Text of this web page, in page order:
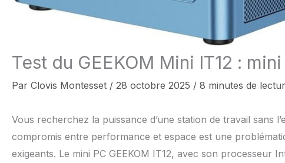
Test du GEEKOM Mini IT12 :
Par Clovis Montesset / 28 octobre 2025 / 8 minutes de
Vous recherchez la puissance d’une station de travail sans
compromis entre performance et espace est une
exigeants. Le mini PC GEEKOM IT12, avec son processeur